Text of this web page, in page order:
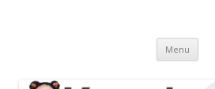
Menu Aller